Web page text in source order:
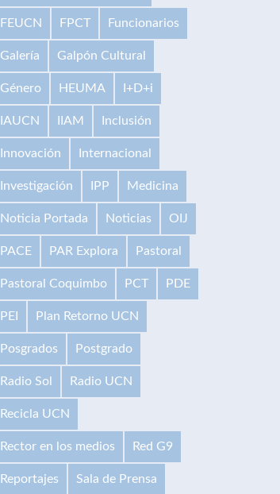
FEUCN FPCT Funcionarios
Galería Galpón Cultural
Género HEUMA I+D+i
IAUCN IIAM Inclusión
Innovación Internacional
Investigación IPP Medicina
Noticia Portada Noticias OIJ
PACE PAR Explora Pastoral
Pastoral Coquimbo PCT PDE
PEI Plan Retorno UCN
Posgrados Postgrado
Radio Sol Radio UCN
Recicla UCN
Rector en los medios Red G9
Reportajes Sala de Prensa